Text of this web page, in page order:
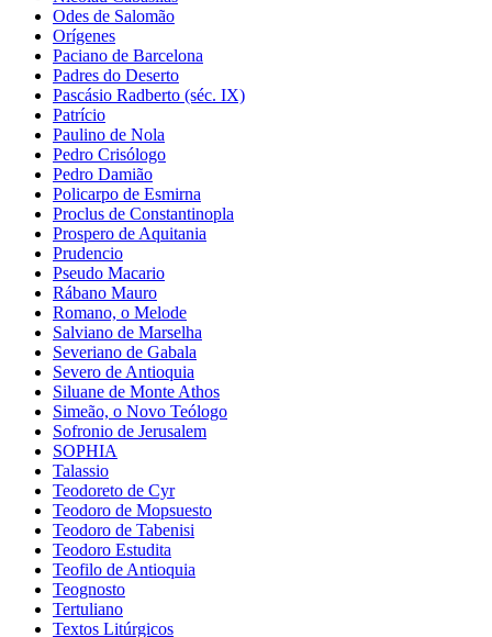
Odes de Salomão
Orígenes
Paciano de Barcelona
Padres do Deserto
Pascásio Radberto (séc. IX)
Patrício
Paulino de Nola
Pedro Crisólogo
Pedro Damião
Policarpo de Esmirna
Proclus de Constantinopla
Prospero de Aquitania
Prudencio
Pseudo Macario
Rábano Mauro
Romano, o Melode
Salviano de Marselha
Severiano de Gabala
Severo de Antioquia
Siluane de Monte Athos
Simeão, o Novo Teólogo
Sofronio de Jerusalem
SOPHIA
Talassio
Teodoreto de Cyr
Teodoro de Mopsuesto
Teodoro de Tabenisi
Teodoro Estudita
Teofilo de Antioquia
Teognosto
Tertuliano
Textos Litúrgicos